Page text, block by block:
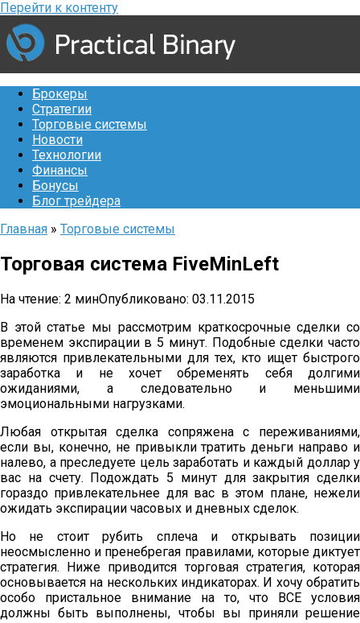
Перейти к контенту
Брокеры
Стратегии
Торговые системы
Новости
Технологии
Финансы
Бонусы
Блог трейдера
Главная » Торговые системы
Торговая система FiveMinLeft
На чтение: 2 минОпубликовано: 03.11.2015
В этой статье мы рассмотрим краткосрочные сделки со
временем экспирации в 5 минут. Подобные сделки часто
являются привлекательными для тех, кто ищет быстрого
заработка и не хочет обременять себя долгими
ожиданиями, а следовательно и меньшими
эмоциональными нагрузками.
Любая открытая сделка сопряжена с переживаниями,
если вы, конечно, не привыкли тратить деньги направо и
налево, а преследуете цель заработать и каждый доллар у
вас на счету. Подождать 5 минут для закрытия сделки
гораздо привлекательнее для вас в этом плане, нежели
ожидать экспирации часовых и дневных сделок.
Но не стоит рубить сплеча и открывать позиции
неосмысленно и пренебрегая правилами, которые диктует
стратегия. Ниже приводится торговая стратегия, которая
основывается на нескольких индикаторах. И хочу обратить
особо пристальное внимание на то, что ВСЕ условия
должны быть выполнены, чтобы вы приняли решение